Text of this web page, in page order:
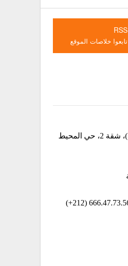
RSS
تابعوا خلاصات الموقع
زنقة دكار، إقامة بسمة (عمارة 7)، شقة 2، حي المحيط